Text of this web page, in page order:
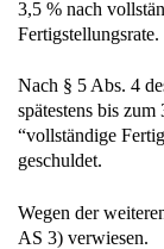
3,5 % nach
Fertigstellungsrate.
Nach § 5 Abs. 4
spätestens bis
“vollständige
geschuldet.
Wegen der
AS 3) verwiesen.